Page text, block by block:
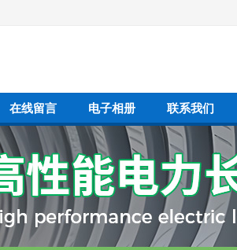
在线留言 电子相册 联系我们